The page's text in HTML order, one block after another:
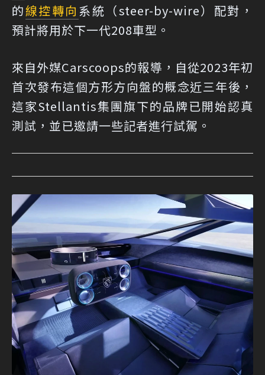
的線控轉向 系統（steer-by-wire）配對，
預計將用於下一代208車型。
來自外媒Carscoops的報導 ，自從2023年初
首次發布這個方形方向盤的概念近三年後，
這家Stellantis集團旗下的品牌已開始認真
測試，並已邀請一些記者進行試駕。